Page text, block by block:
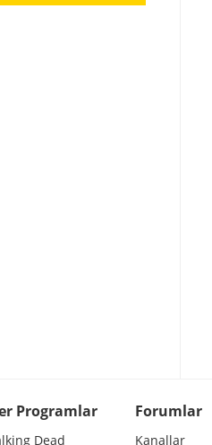
Programlar
Dead
Forumlar
Kanallar